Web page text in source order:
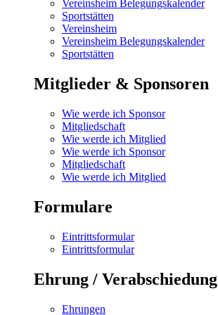
Vereinsheim Belegungskalender
Sportstätten
Vereinsheim
Vereinsheim Belegungskalender
Sportstätten
Mitglieder & Sponsoren
Wie werde ich Sponsor
Mitgliedschaft
Wie werde ich Mitglied
Wie werde ich Sponsor
Mitgliedschaft
Wie werde ich Mitglied
Formulare
Eintrittsformular
Eintrittsformular
Ehrung / Verabschiedung
Ehrungen